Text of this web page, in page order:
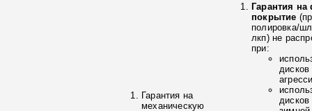
Гарантия на
механическую
Гарантия
покрытие
полировка/
лкп) не
при: